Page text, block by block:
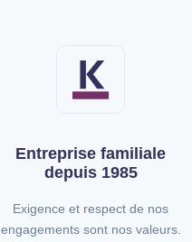
Entreprise familiale
depuis 1985
Exigence et respect de nos
engagements sont nos valeurs.